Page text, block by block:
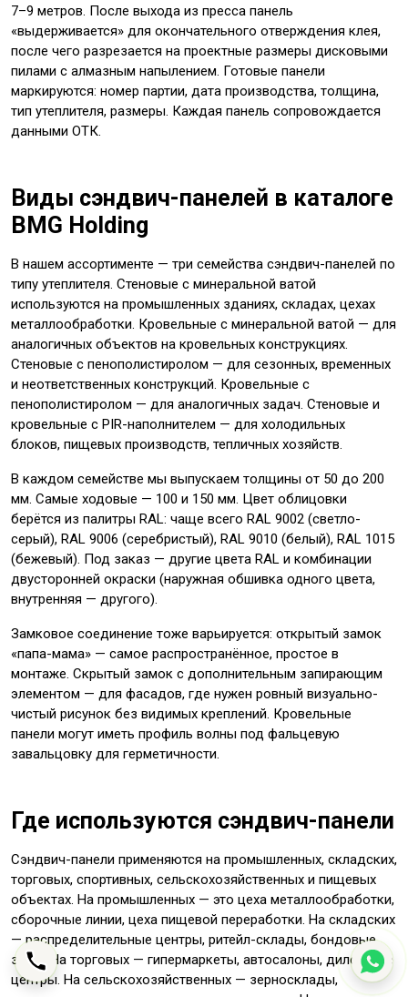
7–9 метров. После выхода из пресса панель
«выдерживается» для окончательного отверждения клея,
после чего разрезается на проектные размеры дисковыми
пилами с алмазным напылением. Готовые панели
маркируются: номер партии, дата производства, толщина,
тип утеплителя, размеры. Каждая панель сопровождается
данными ОТК.
Виды сэндвич-панелей в каталоге
BMG Holding
В нашем ассортименте — три семейства сэндвич-панелей по
типу утеплителя. Стеновые с минеральной ватой
используются на промышленных зданиях, складах, цехах
металлообработки. Кровельные с минеральной ватой — для
аналогичных объектов на кровельных конструкциях.
Стеновые с пенополистиролом — для сезонных, временных
и неответственных конструкций. Кровельные с
пенополистиролом — для аналогичных задач. Стеновые и
кровельные с PIR-наполнителем — для холодильных
блоков, пищевых производств, тепличных хозяйств.
В каждом семействе мы выпускаем толщины от 50 до 200
мм. Самые ходовые — 100 и 150 мм. Цвет облицовки
берётся из палитры RAL: чаще всего RAL 9002 (светло-
серый), RAL 9006 (серебристый), RAL 9010 (белый), RAL 1015
(бежевый). Под заказ — другие цвета RAL и комбинации
двусторонней окраски (наружная обшивка одного цвета,
внутренняя — другого).
Замковое соединение тоже варьируется: открытый замок
«папа-мама» — самое распространённое, простое в
монтаже. Скрытый замок с дополнительным запирающим
элементом — для фасадов, где нужен ровный визуально-
чистый рисунок без видимых креплений. Кровельные
панели могут иметь профиль волны под фальцевую
завальцовку для герметичности.
Где используются сэндвич-панели
Сэндвич-панели применяются на промышленных, складских,
торговых, спортивных, сельскохозяйственных и пищевых
объектах. На промышленных — это цеха металлообработки,
сборочные линии, цеха пищевой переработки. На складских
— распределительные центры, ритейл-склады, бондовые
зоны. На торговых — гипермаркеты, автосалоны, дилерские
центры. На сельскохозяйственных — зерносклады,